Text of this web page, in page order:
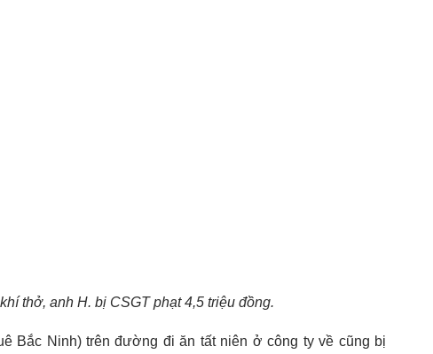
thở, anh H. bị CSGT phạt 4,5 triệu đồng.
Bắc Ninh) trên đường đi ăn tất niên ở công ty về cũng bị